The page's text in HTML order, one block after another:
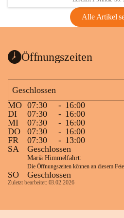
Alle Artikel
Öffnungszeiten
Geschlossen
MO 07:30 - 16:00
DI
07:30 - 16:00
MI
07:30 - 16:00
DO
07:30 - 16:00
FR
07:30 - 13:00
SA
Geschlossen
Mariä Himmelfahrt:
Die Öffnungszeiten können an diesem
SO Geschlossen
Zuletzt bearbeitet: 03.02.2026